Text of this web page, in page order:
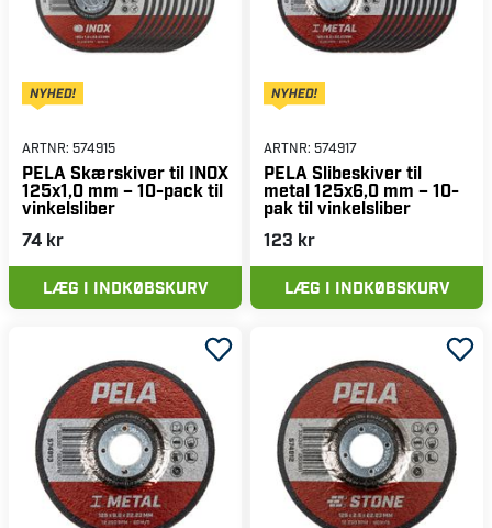
ARTNR: 574915
PELA Skærskiver til INOX
125x1,0 mm – 10-pack til
vinkelsliber
74 kr
LÆG I INDKØBSKURV
ARTNR: 574917
PELA Slibeskiver til
metal 125x6,0 mm – 10-
pak til vinkelsliber
123 kr
LÆG I INDKØBSKURV